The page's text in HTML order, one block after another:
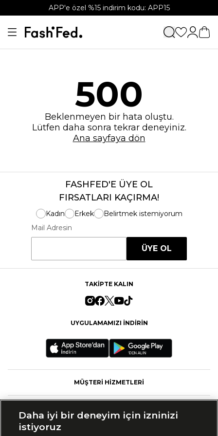
APP'e özel %15 indirim kodu: APP15
500
Beklenmeyen bir hata oluştu.
Lütfen daha sonra tekrar deneyiniz.
Ana sayfaya dön
FASHFED'E ÜYE OL
FIRSATLARI KAÇIRMA!
Kadın Erkek
Belirtmek istemiyorum
Mail Adresin
ÜYE OL
TAKİPTE KALIN
UYGULAMAMIZI İNDİRİN
MÜŞTERİ HİZMETLERİ
Daha iyi bir deneyim için izninizi
istiyoruz